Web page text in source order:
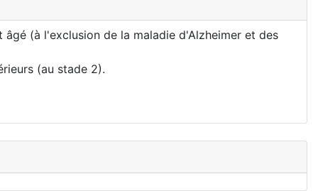
(à l'exclusion de la maladie d'Alzheimer et des
(au stade 2).